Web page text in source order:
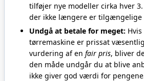
tilføjer nye modeller cirka hver
der ikke længere er tilgængelige
Undgå at betale for meget:
tørremaskine er prissat
vurdering af en fair pris, bliver
den måde undgår du at blive
ikke giver god værdi for